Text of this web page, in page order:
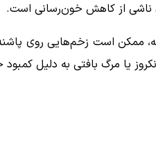
ناشی از کاهش خون‌رسانی است.
ممکن است زخم‌هایی روی پاشنه
یا مرگ بافتی به دلیل